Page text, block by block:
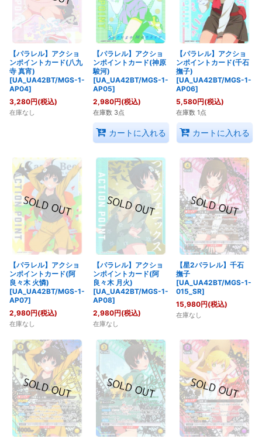
【パラレル】アクショ
ンポイントカード(八九
寺 真宵)
[UA_UA42BT/MGS-1-
AP04]
3,280円(税込)
在庫なし
【パラレル】アクショ
ンポイントカード(神原
駿河)
[UA_UA42BT/MGS-1-
AP05]
2,980円(税込)
在庫数 3点
カートに入れる
【パラレル】アクショ
ンポイントカード(千石
撫子)
[UA_UA42BT/MGS-1-
AP06]
5,580円(税込)
在庫数 1点
カートに入れる
【パラレル】アクショ
ンポイントカード(阿
良々木 火憐)
[UA_UA42BT/MGS-1-
AP07]
2,980円(税込)
在庫なし
【パラレル】アクショ
ンポイントカード(阿
良々木 月火)
[UA_UA42BT/MGS-1-
AP08]
2,980円(税込)
在庫なし
【星2パラレル】千石
撫子
[UA_UA42BT/MGS-1-
015_SR]
15,980円(税込)
在庫なし